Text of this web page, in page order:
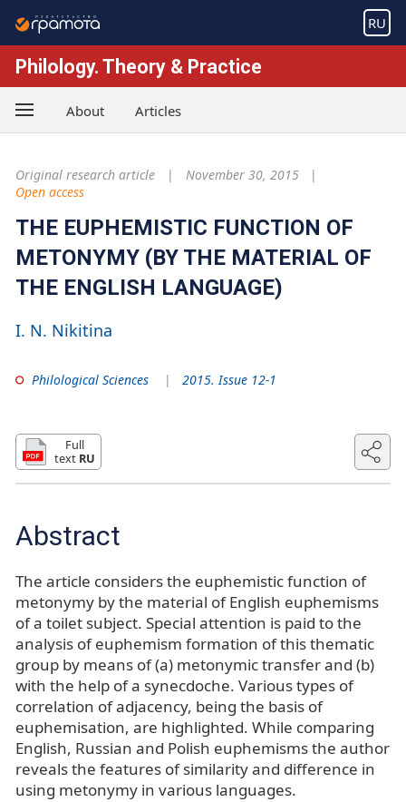
RU
Philology. Theory & Practice
About Articles
Original research article
November 30, 2015
Open access
THE EUPHEMISTIC FUNCTION OF
METONYMY (BY THE MATERIAL OF
THE ENGLISH LANGUAGE)
I. N. Nikitina
Philological Sciences 2015. Issue 12-1
Full
text RU
Abstract
The article considers the euphemistic function of
metonymy by the material of English euphemisms
of a toilet subject. Special attention is paid to the
analysis of euphemism formation of this thematic
group by means of (a) metonymic transfer and (b)
with the help of a synecdoche. Various types of
correlation of adjacency, being the basis of
euphemisation, are highlighted. While comparing
English, Russian and Polish euphemisms the author
reveals the features of similarity and difference in
using metonymy in various languages.